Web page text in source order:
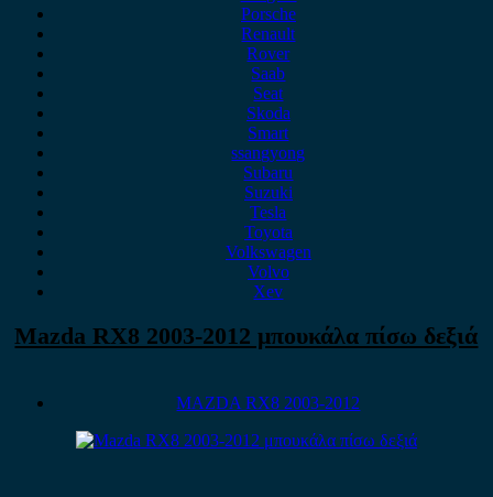
Porsche
Renault
Rover
Saab
Seat
Skoda
Smart
ssangyong
Subaru
Suzuki
Tesla
Toyota
Volkswagen
Volvo
Xev
Mazda RX8 2003-2012 μπουκάλα πίσω δεξιά
MAZDA RX8 2003-2012